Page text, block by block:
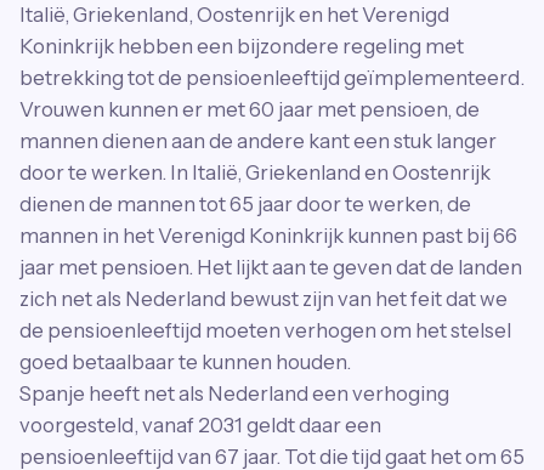
Italië, Griekenland, Oostenrijk en het Verenigd
Koninkrijk hebben een bijzondere regeling met
betrekking tot de pensioenleeftijd geïmplementeerd.
Vrouwen kunnen er met 60 jaar met pensioen, de
mannen dienen aan de andere kant een stuk langer
door te werken. In Italië, Griekenland en Oostenrijk
dienen de mannen tot 65 jaar door te werken, de
mannen in het Verenigd Koninkrijk kunnen past bij 66
jaar met pensioen. Het lijkt aan te geven dat de landen
zich net als Nederland bewust zijn van het feit dat we
de pensioenleeftijd moeten verhogen om het stelsel
goed betaalbaar te kunnen houden.
Spanje heeft net als Nederland een verhoging
voorgesteld, vanaf 2031 geldt daar een
pensioenleeftijd van 67 jaar. Tot die tijd gaat het om 65